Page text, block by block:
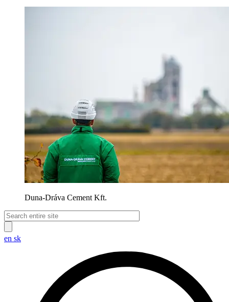
Duna-Dráva Cement Kft.
en sk